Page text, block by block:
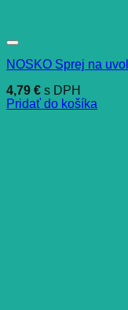
NOSKO Sprej na
4,79 € s DPH
Pridať do košíka